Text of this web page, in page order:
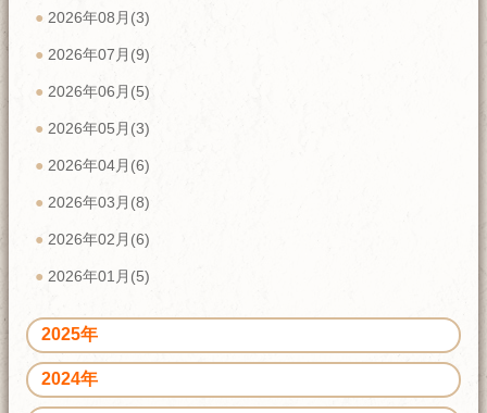
2026年08月(3)
2026年07月(9)
2026年06月(5)
2026年05月(3)
2026年04月(6)
2026年03月(8)
2026年02月(6)
2026年01月(5)
2025年
2024年